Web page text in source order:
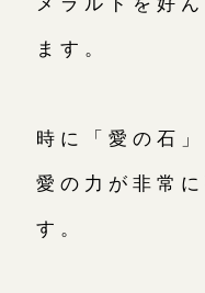
ます。
時に「愛の石
愛の力が非常
す。